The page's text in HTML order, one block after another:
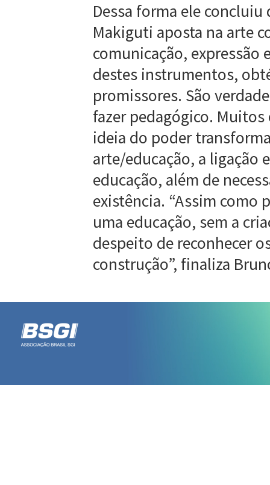
Dessa forma ele concluiu
Makiguti aposta na arte
comunicação, expressão
destes instrumentos,
promissores. São
fazer pedagógico.
ideia do poder
arte/educação, a ligação
educação, além de
existência. “Assim como
uma educação, sem a
despeito de reconhecer
construção”, finaliza